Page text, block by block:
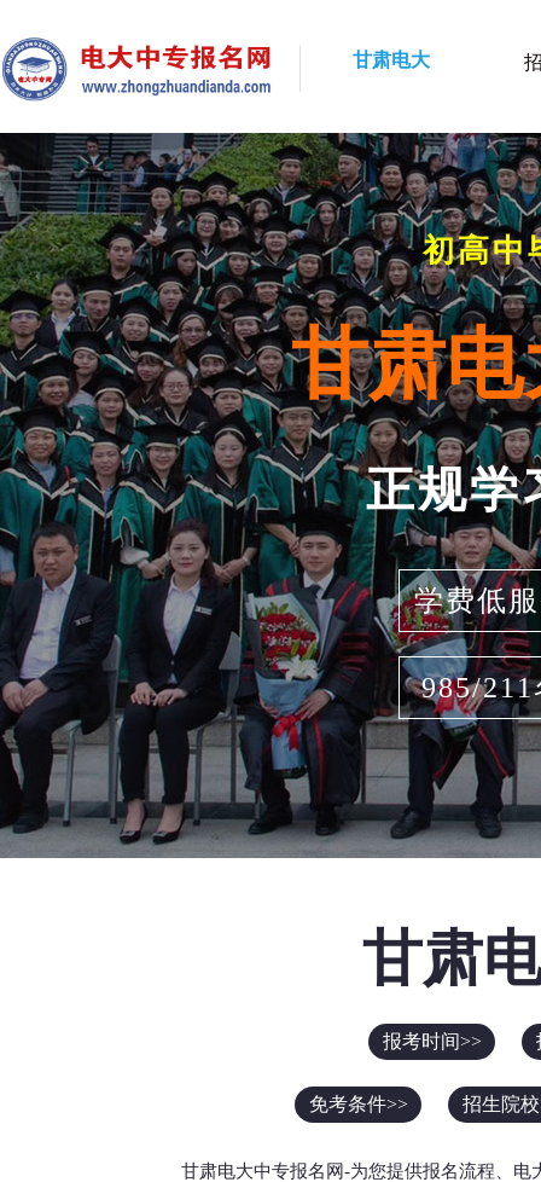
甘肃电大
初高中
甘肃电
正规学
学费低
985/211
甘肃
报考时间>>
免考条件>> 招生院
甘肃电大中专报名网-为您提供报名流程、